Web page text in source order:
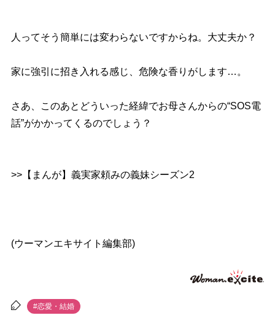
人ってそう簡単には変わらないですからね。大丈夫か？
家に強引に招き入れる感じ、危険な香りがします…。
さあ、このあとどういった経緯でお母さんからの“SOS電
話”がかかってくるのでしょう？
>>【まんが】義実家頼みの義妹シーズン2
(ウーマンエキサイト編集部)
#恋愛・結婚